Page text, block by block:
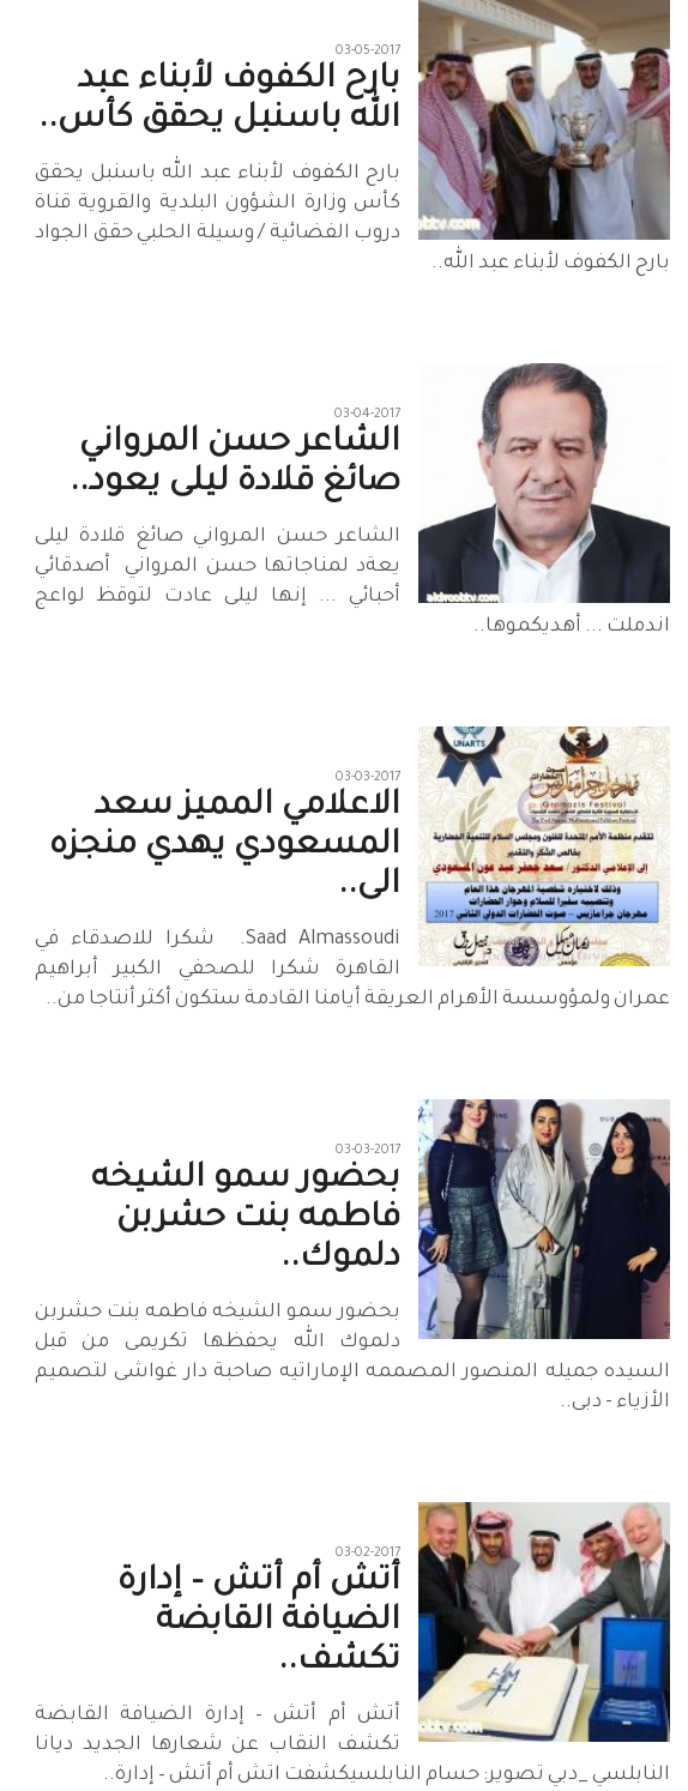
03-05-2017
بارح الكفوف لأبناء عبد
الله باسنبل يحقق كأس..
بارح الكفوف لأبناء عبد الله باسنبل يحقق
كأس وزارة الشؤون البلدية والقروية قناة
دروب الفضائية / وسيلة الحلبي حقق الجواد
بارح الكفوف لأبناء عبد الله..
03-04-2017
الشاعر حسن المرواني
صائغ قلادة ليلى يعود..
الشاعر حسن المرواني صائغ قلادة ليلى
يعةد لمناجاتها حسن المرواني ‏ أصدقائي
أحبائي ... إنها ليلى عادت لتوقظ لواعج
اندملت ... أهديكموها..
03-03-2017
الاعلامي المميز سعد
المسعودي يهدي منجزه
الى..
‏‎Saad Almassoudi‎‏. ‏ شكرا للاصدقاء في
القاهرة شكرا للصحفي الكبير أبراهيم
عمران ولمؤوسسة الأهرام العريقة أيامنا القادمة ستكون أكثر أنتاجا من..
03-03-2017
بحضور سمو الشيخه
فاطمه بنت حشربن
دلموك..
بحضور سمو الشيخه فاطمه بنت حشربن
دلموك الله يحفظها تكريمى من قبل
السيده جميله المنصور المصممه الإماراتيه صاحبة دار غواشى لتصميم
الأزياء - دبى..
03-02-2017
أتش أم أتش – إدارة
الضيافة القابضة
تكشف..
أتش أم أتش – إدارة الضيافة القابضة
تكشف النقاب عن شعارها الجديد ديانا
النابلسي _دبي تصوير: حسام النابلسي ​كشفت اتش أم أتش – إدارة..